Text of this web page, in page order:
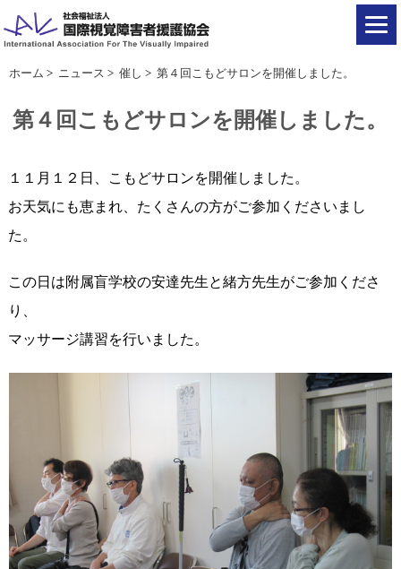
ホーム > ニュース > 催し > 第４回こもどサロンを開催しました。
第４回こもどサロンを開催しました。
１１月１２日、こもどサロンを開催しました。
お天気にも恵まれ、たくさんの方がご参加くださいまし
た。
この日は附属盲学校の安達先生と緒方先生がご参加くださ
り、
マッサージ講習を行いました。